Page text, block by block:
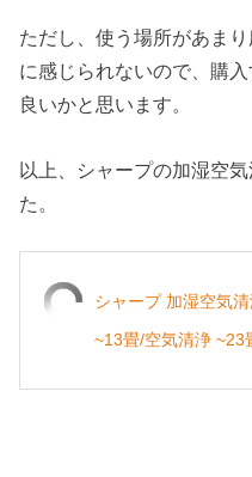
ただし、使う場所があま
に感じられないので、 購
良いかと思います。
以上、シャープの加湿空
た。
シャープ 加湿空気
~13畳/空気清浄 ~23